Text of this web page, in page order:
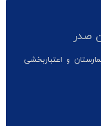
صدر
و اعتباربخشی